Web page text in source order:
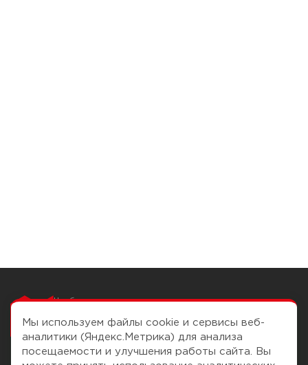
Чтобы вам легко
Мы используем файлы cookie и сервисы веб-
аналитики (Яндекс.Метрика) для анализа
посещаемости и улучшения работы сайта. Вы